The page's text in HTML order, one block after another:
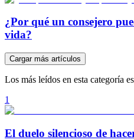
¿Por qué un consejero
vida?
Cargar más artículos
Los más leídos en esta categoría
1
El duelo silencioso de